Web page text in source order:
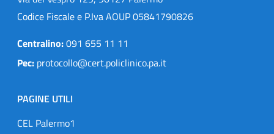
Codice Fiscale e P.Iva AOUP 05841790826
Centralino:091 655 11 11
Pec: protocollo@cert.policlinico.pa.it
PAGINE UTILI
CEL Palermo1